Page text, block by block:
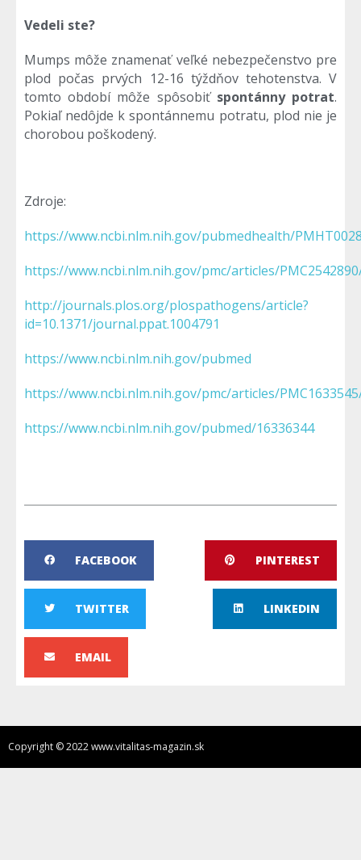
Vedeli ste?
Mumps môže znamenať veľké nebezpečenstvo pre
plod počas prvých 12-16 týždňov tehotenstva. V
tomto období môže spôsobiť spontánny potrat.
Pokiaľ nedôjde k spontánnemu potratu, plod nie je
chorobou poškodený.
Zdroje:
https://www.ncbi.nlm.nih.gov/pubmedhealth/
https://www.ncbi.nlm.nih.gov/pmc/articles/
http://journals.plos.org/plospathogens/article?
id=10.1371/journal.ppat.1004791
https://www.ncbi.nlm.nih.gov/pubmed
https://www.ncbi.nlm.nih.gov/pmc/articles/
https://www.ncbi.nlm.nih.gov/pubmed/16336344
FACEBOOK PINTEREST
TWITTER LINKEDIN
EMAIL
Copyright © 2022 www.vitalitas-magazin.sk